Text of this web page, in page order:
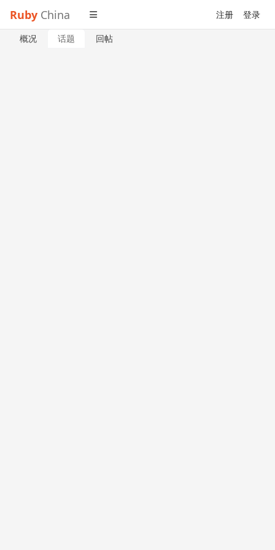
Ruby China 注册 登录
概况 话题 回帖